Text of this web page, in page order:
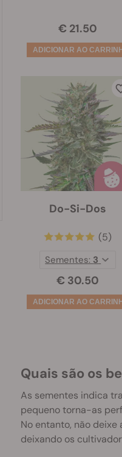
€ 21.50
Do-Si-Dos
(5)
€ 30.50
Sementes: 3
Quais são os
As sementes indica
pequeno torna-as
No entanto, não
deixando os